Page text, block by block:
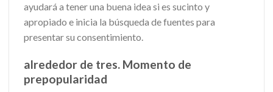
ayudará a tener una buena idea si es sucinto y
apropiado e inicia la búsqueda de fuentes para
presentar su consentimiento.
alrededor de tres. Momento de
prepopularidad